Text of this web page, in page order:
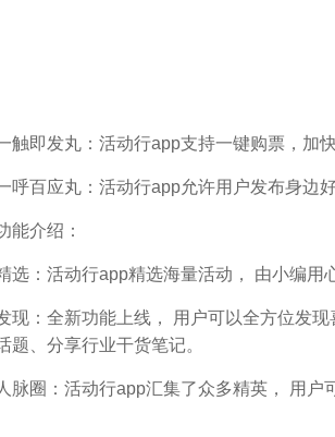
触即发丸：活动行app支持一键购票，加
呼百应丸：活动行app允许用户发布身边
能介绍：
选：活动行app精选海量活动， 由小编用
现：全新功能上线， 用户可以全方位发
题、分享行业干货笔记。
人脉圈：活动行app汇集了众多精英， 用